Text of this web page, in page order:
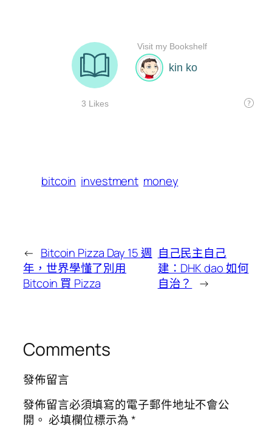
bitcoin investment money
← Bitcoin Pizza Day 15 週
年，世界學懂了別用
Bitcoin 買 Pizza
自己民主自己
建：DHK dao 如何
自治？
→
Comments
發佈留言
發佈留言必須填寫的電子郵件地址不會公
開。 必填欄位標示為*